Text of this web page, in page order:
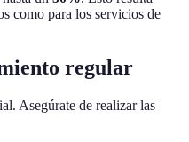
como para los servicios de
regular
Asegúrate de realizar las